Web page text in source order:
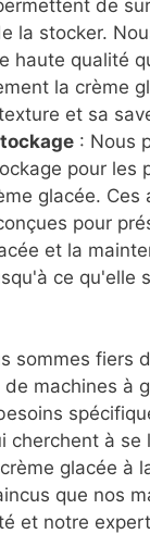
de
la stocker.
haute qualité
la crème
et sa
: Nous
pour les
glacée. Ces
pour
et la
ce qu'elle
sommes fiers
machines à
cherchent à se
glacée à
que nos
et notre